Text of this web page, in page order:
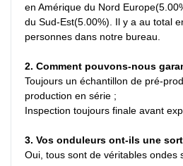
en Amérique du Nord
du Sud-Est(5.00%). Il y a au total
personnes dans notre bureau.
2. Comment pouvons-nous
Toujours un échantillon de pré-
production en série ;
Inspection toujours finale avant
3. Vos onduleurs ont-ils une
Oui, tous sont de véritables ondes